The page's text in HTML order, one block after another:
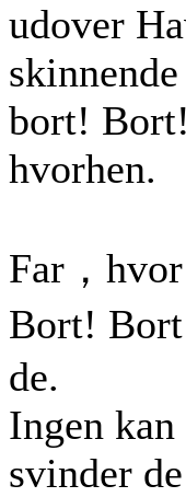
udover
skinnende
bort!
hvorhen.
Far，
Bort!
de.
Ingen
svinder de